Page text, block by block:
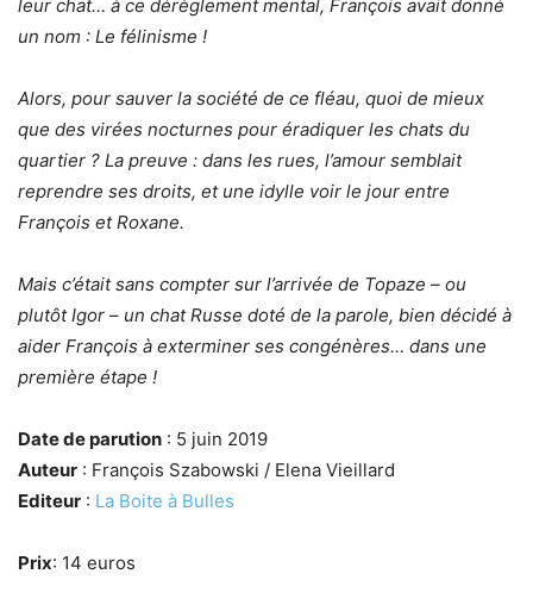
leur chat… à ce dérèglement mental, François avait donné
un nom : Le félinisme !
Alors, pour sauver la société de ce fléau, quoi de mieux
que des virées nocturnes pour éradiquer les chats du
quartier ? La preuve : dans les rues, l’amour semblait
reprendre ses droits, et une idylle voir le jour entre
François et Roxane.
Mais c’était sans compter sur l’arrivée de Topaze – ou
plutôt Igor – un chat Russe doté de la parole, bien décidé à
aider François à exterminer ses congénères… dans une
première étape !
Date de parution : 5 juin 2019
Auteur : François Szabowski / Elena Vieillard
Editeur : La Boite à Bulles
Prix: 14 euros